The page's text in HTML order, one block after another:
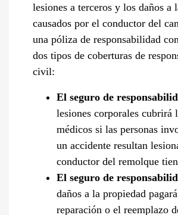
lesiones a terceros y los daños a
causados por el conductor del
una póliza de responsabilidad
dos tipos de coberturas de
civil:
El seguro de
lesiones corporales cubrirá
médicos si las personas
un accidente resultan
conductor del remolque
El seguro de
daños a la propiedad
reparación o el reemplazo